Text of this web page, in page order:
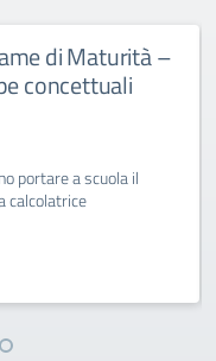
di Maturità –
concettuali
portare a scuola il
calcolatrice